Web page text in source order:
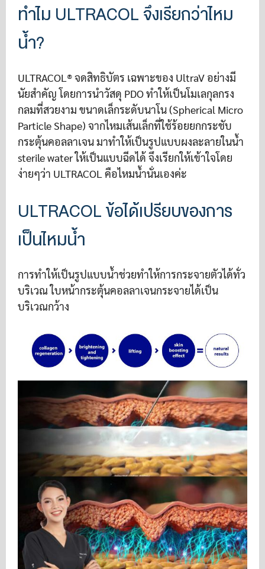
ทำไม ULTRACOL จึงเรียกว่าไหม
น้ำ?
ULTRACOL® จดสิทธิบัตร เฉพาะของ UltraV อย่างมี
นัยสําคัญ โดยการนําวัสดุ PDO ทำให้เป็นโมเลกุลกรง
กลมที่สวยงาม ขนาดเล็กระดับนาโน (Spherical Micro
Particle Shape) จากไหมเส้นเล็กที่ใช้ร้อยยกกระชับ
กระตุ้นคอลลาเจน มาทําให้เป็นรูปแบบผงละลายในน้ํา
sterile water ให้เป็นแบบฉีดได้ จึงเรียกให้เข้าใจโดย
ง่ายๆว่า ULTRACOL คือไหมน้ำนั่นเองค่ะ
ULTRACOL ข้อได้เปรียบของการ
เป็นไหมน้ำ
การทําให้เป็นรูปแบบน้ําช่วยทําให้การกระจายตัวได้ทั่ว
บริเวณ ใบหน้ากระตุ้นคอลลาเจนกระจายได้เป็น
บริเวณกว้าง